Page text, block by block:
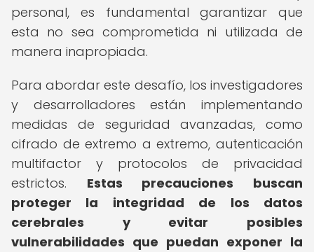
personal, es fundamental garantizar que
esta no sea comprometida ni utilizada de
manera inapropiada.
Para abordar este desafío, los investigadores
y desarrolladores están implementando
medidas de seguridad avanzadas, como
cifrado de extremo a extremo, autenticación
multifactor y protocolos de privacidad
estrictos. Estas precauciones buscan
proteger la integridad de los datos
cerebrales y evitar posibles
vulnerabilidades que puedan exponer la